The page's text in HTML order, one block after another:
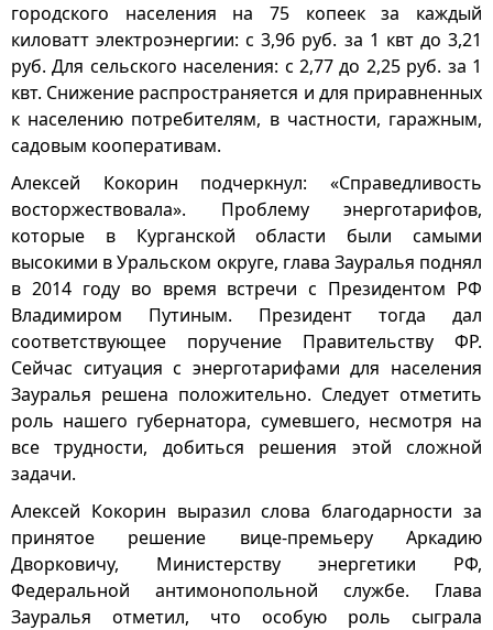
городского населения на 75 копеек за каждый
киловатт электроэнергии: с 3,96 руб. за 1 квт до 3,21
руб. Для сельского населения: с 2,77 до 2,25 руб. за 1
квт. Снижение распространяется и для приравненных
к населению потребителям, в частности, гаражным,
садовым кооперативам.
Алексей Кокорин подчеркнул: «Справедливость
восторжествовала». Проблему энерготарифов,
которые в Курганской области были самыми
высокими в Уральском округе, глава Зауралья поднял
в 2014 году во время встречи с Президентом РФ
Владимиром Путиным. Президент тогда дал
соответствующее поручение Правительству ФР.
Сейчас ситуация с энерготарифами для населения
Зауралья решена положительно. Следует отметить
роль нашего губернатора, сумевшего, несмотря на
все трудности, добиться решения этой сложной
задачи.
Алексей Кокорин выразил слова благодарности за
принятое решение вице-премьеру Аркадию
Дворковичу, Министерству энергетики РФ,
Федеральной антимонопольной службе. Глава
Зауралья отметил, что особую роль сыграла